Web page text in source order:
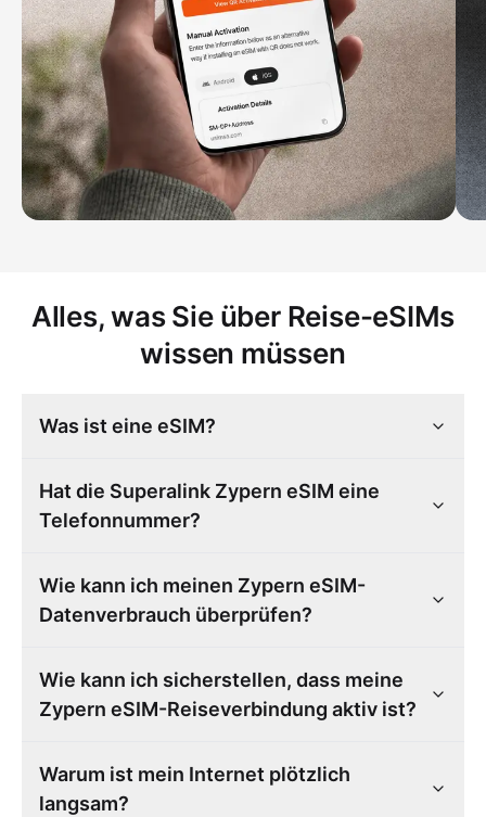
Alles, was Sie über Reise-eSIMs
wissen müssen
Was ist eine eSIM?
Hat die Superalink Zypern eSIM eine
Telefonnummer?
Wie kann ich meinen Zypern eSIM-
Datenverbrauch überprüfen?
Wie kann ich sicherstellen, dass meine
Zypern eSIM-Reiseverbindung aktiv ist?
Warum ist mein Internet plötzlich
langsam?